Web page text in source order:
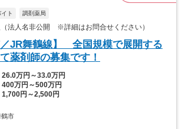
ト 調剤薬局
法人名非公開 ※詳細はお問合せください）
／JR舞鶴線】 全国規模で展開する
薬剤師の募集です！
26.0万円～33.0万円
400万円～500万円
1,700円～2,500円
鶴市